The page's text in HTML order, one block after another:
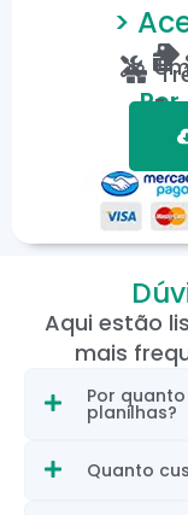
>
Um
Por
Aqui estão
mais
Por
planilhas?
Quanto